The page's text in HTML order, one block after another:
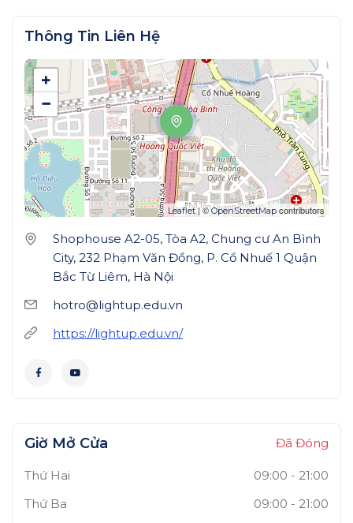
Thông Tin Liên Hệ
+
−
Leaflet| ©OpenStreetMap contributors
Shophouse A2-05, Tòa A2, Chung cư An Bình
City, 232 Phạm Văn Đồng, P. Cổ Nhuế 1 Quận
Bắc Từ Liêm, Hà Nội
hotro@lightup.edu.vn
https://lightup.edu.vn/
Giờ Mở Cửa Đã Đóng
Thứ Hai 09:00 - 21:00
Thứ Ba
09:00 - 21:00